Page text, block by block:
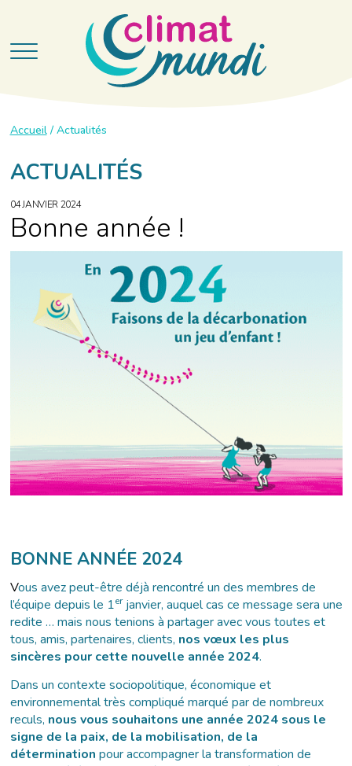
Accueil/ Actualités
ACTUALITÉS
04 JANVIER 2024
Bonne année !
BONNE ANNÉE 2024
Vous avez peut-être déjà rencontré un des membres de
l’équipe depuis le 1er janvier, auquel cas ce message sera une
redite … mais nous tenions à partager avec vous toutes et
tous, amis, partenaires, clients, nos vœux les plus
sincères pour cette nouvelle année 2024.
Dans un contexte sociopolitique, économique et
environnemental très compliqué marqué par de nombreux
reculs, nous vous souhaitons une année 2024 sous le
signe de la paix, de la mobilisation, de la
détermination pour accompagner la transformation de